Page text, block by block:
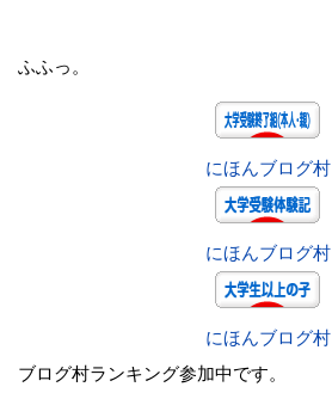
ふふっ。
にほんブログ村
にほんブログ村
にほんブログ村
ブログ村ランキング参加中です。